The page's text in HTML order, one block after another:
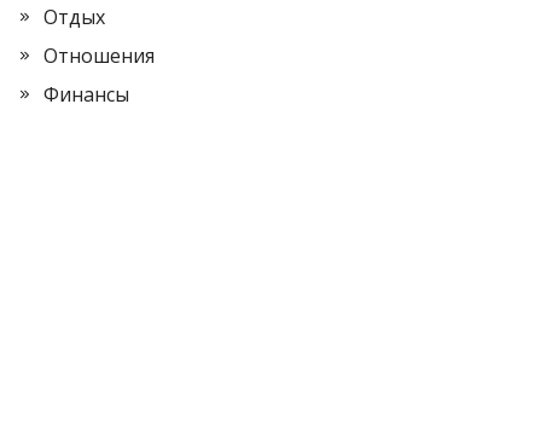
Отдых
Отношения
Финансы